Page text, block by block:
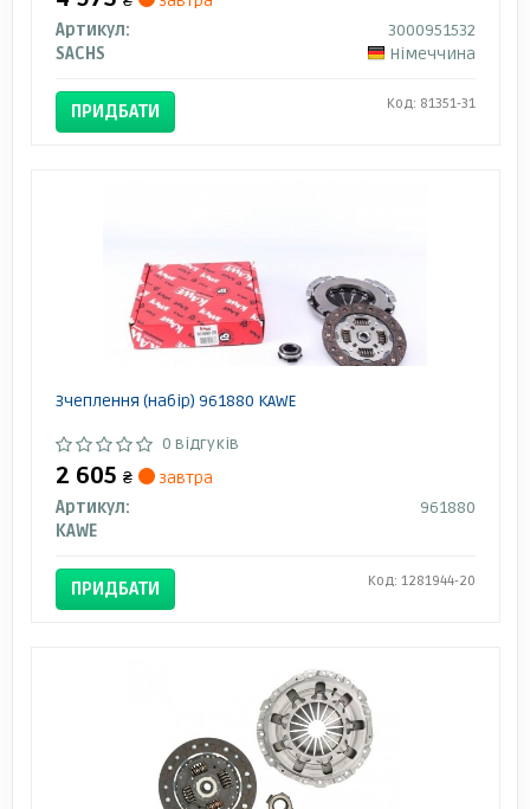
Артикул:
3000951532
SACHS
Німеччина
ПРИДБАТИ Код: 81351-31
Зчеплення (набір) 961880 KAWE
0 відгуків
2 605 ₴
завтра
Артикул:
961880
KAWE
ПРИДБАТИ Код: 1281944-20